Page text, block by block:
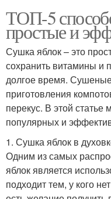
ТОП-5
простые и
Сушка яблок – это
сохранить витамины и
долгое время.
приготовления
перекус. В этой
популярных и
1. Сушка яблок в
Одним из самых
яблок является
подходит тем, у кого